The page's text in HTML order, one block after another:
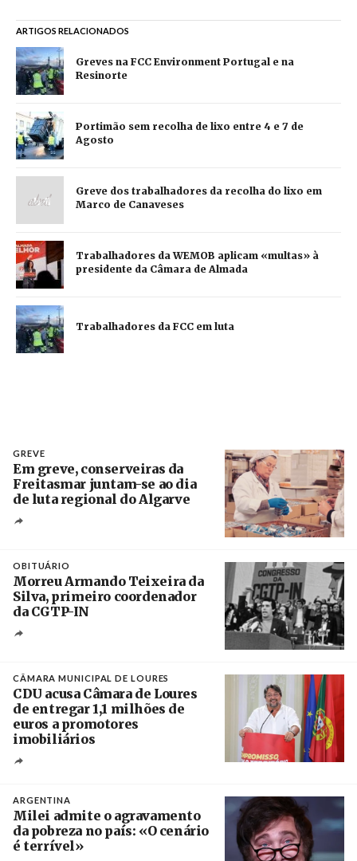
ARTIGOS RELACIONADOS
Greves na FCC Environment Portugal e na
Resinorte
Portimão sem recolha de lixo entre 4 e 7 de
Agosto
Greve dos trabalhadores da recolha do lixo em
Marco de Canaveses
Trabalhadores da WEMOB aplicam «multas» à
presidente da Câmara de Almada
Trabalhadores da FCC em luta
GREVE
Em greve, conserveiras da
Freitasmar juntam-se ao dia
de luta regional do Algarve
OBITUÁRIO
Morreu Armando Teixeira da
Silva, primeiro coordenador
da CGTP-IN
CÂMARA MUNICIPAL DE LOURES
CDU acusa Câmara de Loures
de entregar 1,1 milhões de
euros a promotores
imobiliários
ARGENTINA
Milei admite o agravamento
da pobreza no país: «O cenário
é terrível»